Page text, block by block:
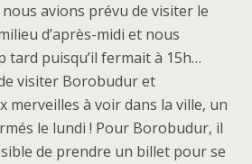
avions prévu de visiter le
d’après-midi et nous
tard puisqu’il fermait à 15h…
visiter Borobudur et
merveilles à voir dans la ville, un
le lundi ! Pour Borobudur, il
de prendre un billet pour se